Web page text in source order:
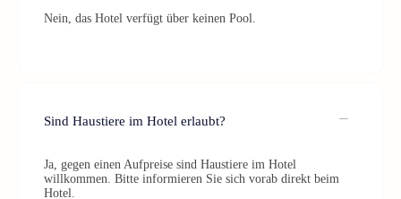
Nein, das Hotel verfügt über keinen Pool.
Sind Haustiere im Hotel erlaubt?
Ja, gegen einen Aufpreise sind Haustiere im Hotel
willkommen. Bitte informieren Sie sich vorab direkt beim
Hotel.